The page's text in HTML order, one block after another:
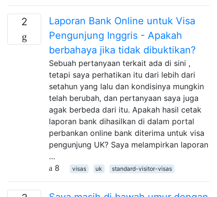
2
Laporan Bank Online untuk Visa
Pengunjung Inggris - Apakah
berbahaya jika tidak dibuktikan?
Sebuah pertanyaan terkait ada di sini ,
tetapi saya perhatikan itu dari lebih dari
setahun yang lalu dan kondisinya mungkin
telah berubah, dan pertanyaan saya juga
agak berbeda dari itu. Apakah hasil cetak
laporan bank dihasilkan di dalam portal
perbankan online bank diterima untuk visa
pengunjung UK? Saya melampirkan laporan
…
8
visas uk standard-visitor-visas